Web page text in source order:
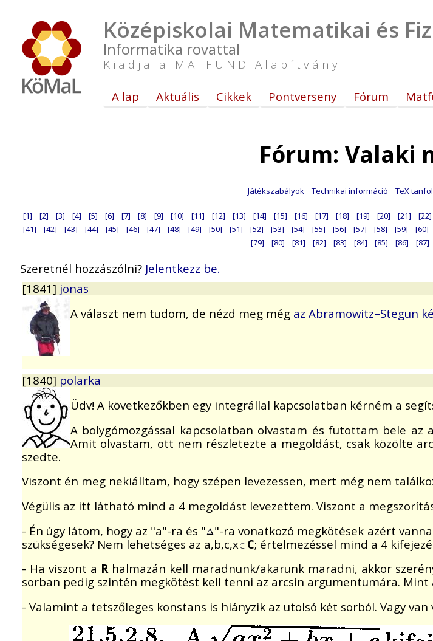
Középiskolai Matematikai és
Informatika rovattal
Kiadja a MATFUND Alapítvány
A lap Aktuális Cikkek Pontverseny Fórum
Fórum: Valaki
Játékszabályok Technikai információ TeX
[1] [2] [3] [4] [5] [6] [7] [8] [9] [10] [11] [12] [13] [14] [15] [16] [17] [18] [19] [20] [21] [22]
[41]
[42] [43] [44] [45] [46] [47] [48] [49] [50] [51] [52] [53] [54] [55] [56] [57] [58] [59] [60]
[79]
[80] [81] [82] [83] [84] [85] [86] [87]
Szeretnél hozzászólni? Jelentkezz be.
[1841] jonas
A választ nem tudom, de nézd meg még az Abramowitz–Stegun
[1840] polarka
Üdv! A következőkben egy integrállal kapcsolatban kérném a
A bolygómozgással kapcsolatban olvastam és futottam bele
Amit olvastam, ott nem részletezte a megoldást, csak közölte
szedte.
Viszont én meg nekiálltam, hogy szépen levezessen, mert még nem
Végülis az itt látható mind a 4 megoldást levezettem. Viszont a
- Én úgy látom, hogy az "a"-ra és "
"-ra vonatkozó megkötések azért
szükségesek? Nem lehetséges az a,b,c,x
C; értelmezéssel mind a 4
- Ha viszont a Rhalmazán kell maradnunk/akarunk maradni, akkor
sorban pedig szintén megkötést kell tenni az arcsin argumentumára. Mint
- Valamint a tetszőleges konstans is hiányzik az utolsó két sorból. Vagy